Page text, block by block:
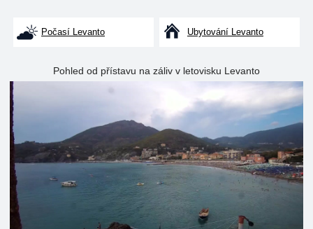
Počasí Levanto Ubytování Levanto
Pohled od přístavu na záliv v letovisku Levanto